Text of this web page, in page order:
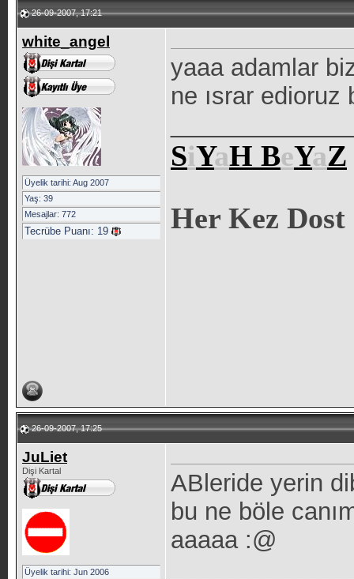
26-09-2007, 17:21
white_angel
Üyelik tarihi: Aug 2007
Yaş: 39
Mesajlar: 772
Tecrübe Puanı: 19
yaaa adamlar
ne ısrar
SiYaH BeYaZ
Her Kez Dost
26-09-2007, 17:25
JuLiet
Dişi Kartal
Üyelik tarihi: Jun 2006
ABleride yerin
bu ne böle
aaaaa :@